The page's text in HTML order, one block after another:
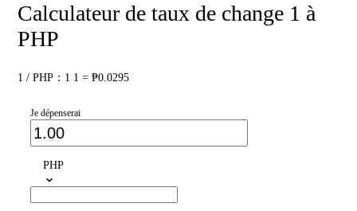
Calculateur de taux de change 1 à
PHP
1 / PHP：1 1 = ₱0.0295
Je dépenserai
PHP